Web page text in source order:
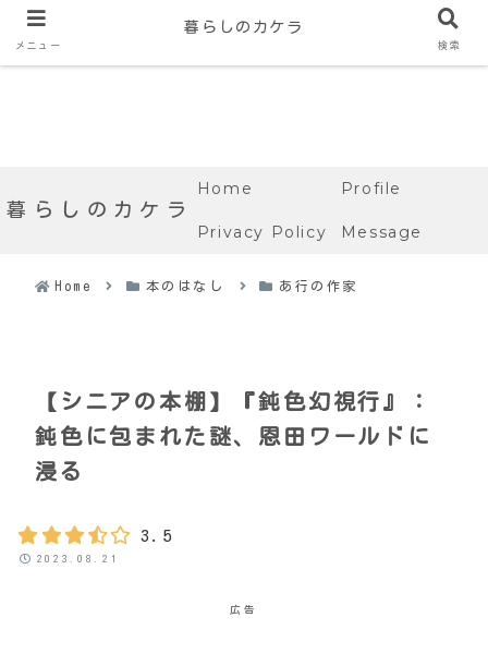
暮らしのカケラ
Home Profile
Privacy Policy Message
Home 本のはなし あ行の作家
【シニアの本棚】『鈍色幻視行』：
鈍色に包まれた謎、恩田ワールドに
浸る
3.5
2023.08.21
広告
メニュー
暮らしのカケラ
検索